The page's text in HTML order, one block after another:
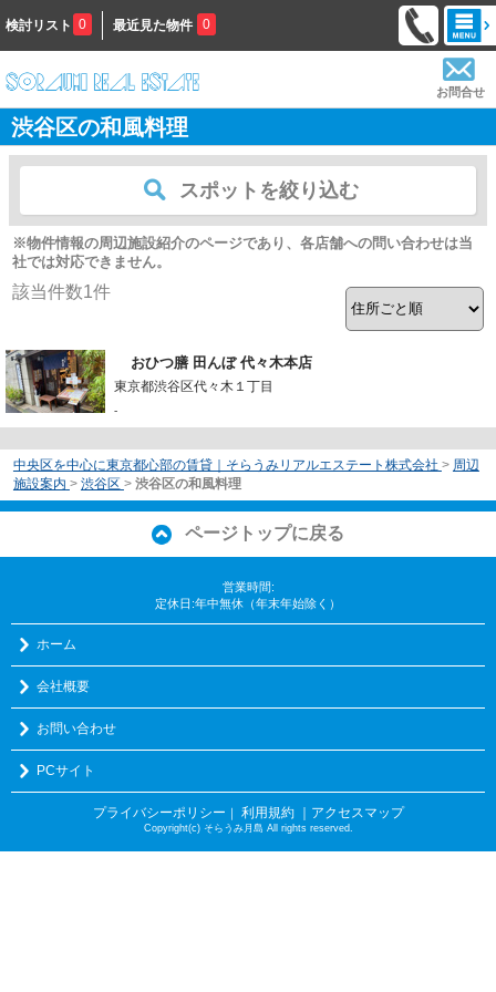
検討リスト 0 最近見た物件 0
お問合せ
渋谷区の和風料理
スポットを絞り込む
※物件情報の周辺施設紹介のページであり、各店舗への問い合わせは当
社では対応できません。
該当件数1件
おひつ膳 田んぼ 代々木本店
東京都渋谷区代々木１丁目
-
中央区を中心に東京都心部の賃貸｜そらうみリアルエステート株式会社 > 周辺
施設案内 > 渋谷区 > 渋谷区の和風料理
ページトップに戻る
営業時間:
定休日:年中無休（年末年始除く）
ホーム
会社概要
お問い合わせ
PCサイト
プライバシーポリシー ｜ 利用規約 ｜アクセスマップ
Copyright(c) そらうみ月島 All rights reserved.